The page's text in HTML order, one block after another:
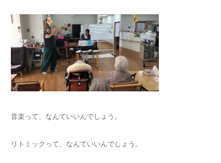
音楽って、なんていいんでしょう。
リトミックって、なんていいんでしょう。